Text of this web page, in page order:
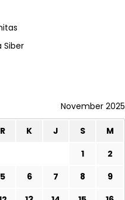
Siber
November 2025
R K J S
M
1
2
5 6 7 8
9